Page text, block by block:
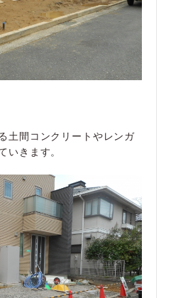
土間コンクリートやレンガ
いきます。